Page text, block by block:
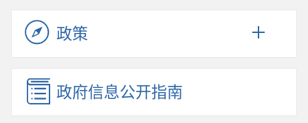
政策
政府信息公开指南